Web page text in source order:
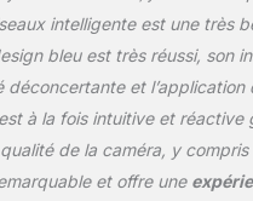
1080p, une vision
nocturne et une vue
ultra-large. Avec
détection rapide de
et une IA intelligente,
notre mangeoire à
oiseaux avec
intelligente est une très
bleu est très réussi, son
déconcertante et l’application
à la fois intuitive et réactive
de la caméra, y compris
et offre une